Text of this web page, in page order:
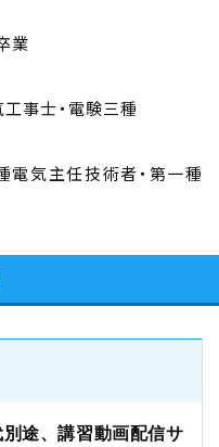
業
事士・電験三種
気主任技術者・第一種
途、講習動画配信サ